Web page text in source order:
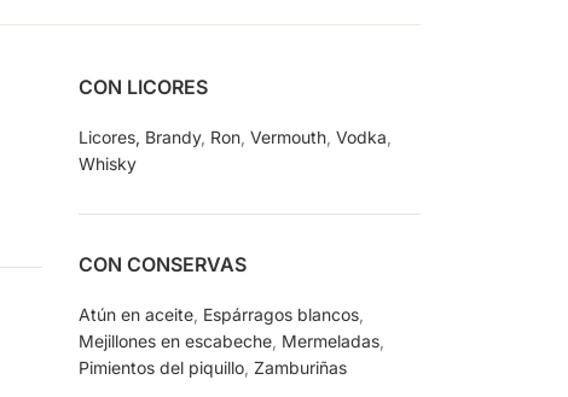
CON LICORES
Licores, Brandy, Ron, Vermouth, Vodka
Whisky
CON CONSERVAS
Atún en aceite, Espárragos blancos,
Mejillones en escabeche, Mermeladas,
Pimientos del piquillo, Zamburiñas